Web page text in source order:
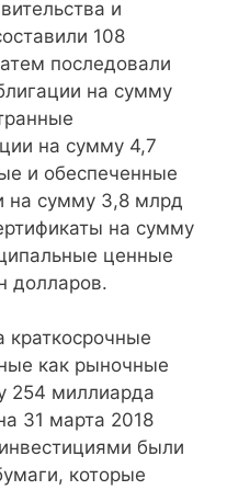
и
108
последовали
на сумму
на сумму 4,7
и обеспеченные
на сумму 3,8 млрд
на сумму
ценные
долларов.
как рыночные
254 миллиарда
31 марта 2018
были
которые